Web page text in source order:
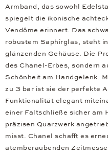
Armband, das sowohl
spiegelt die ikonische
Vendôme erinnert. Das
robustem Saphirglas, steht
glänzenden Gehäuse. Die
des Chanel-Erbes, sondern
Schönheit am Handgelenk.
zu 3 bar ist sie der perfekte
Funktionalität elegant
einer Faltschließe sicher am
präzisen Quarzwerk
misst. Chanel schafft es
atemberaubenden